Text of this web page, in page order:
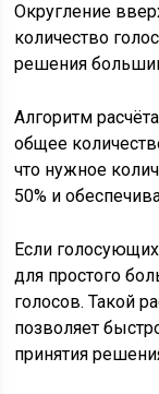
Округление
количество
решения
Алгоритм
общее
что нужное
50% и
Если голосующих
для простого
голосов. Такой
позволяет
принятия